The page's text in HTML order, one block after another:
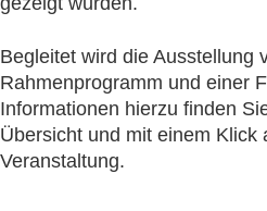
Begleitet wird die Ausstellung
Rahmenprogramm und einer
Informationen hierzu finden
Übersicht und mit einem Klick
Veranstaltung.